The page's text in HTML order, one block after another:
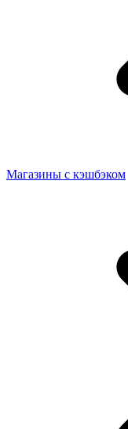
Магазины с кэшбэком